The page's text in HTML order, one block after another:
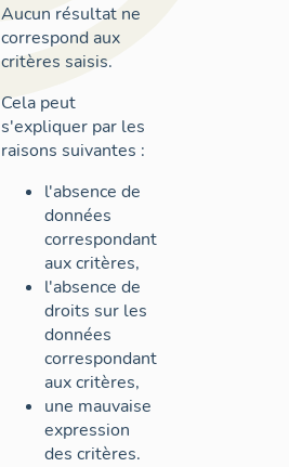
Aucun résultat ne
correspond aux
critères saisis.
Cela peut
s'expliquer par les
raisons suivantes :
l'absence de
données
correspondant
aux critères,
l'absence de
droits sur les
données
correspondant
aux critères,
une mauvaise
expression
des critères.